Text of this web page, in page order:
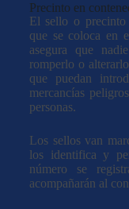
Precinto en
El sello o precinto
que se coloca en
asegura que
romperlo o
que puedan
mercancías
personas.
Los sellos van
los identifica y
número se
acompañarán al